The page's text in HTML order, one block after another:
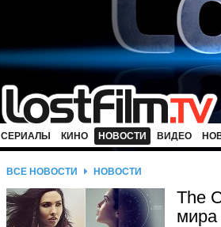
СЕРИАЛЫ КИНО НОВОСТИ ВИДЕО
ВСЕ НОВОСТИ НОВОСТИ
The
мира